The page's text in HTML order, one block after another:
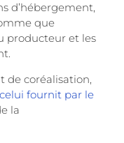
d’hébergement,
que
producteur et les
de coréalisation,
celui fournit par le
la